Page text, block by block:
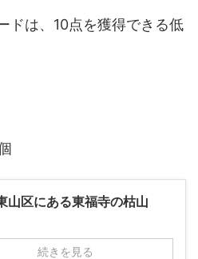
ドは、10点を獲得できる低
山区にある東福寺の枯山
続きを見る